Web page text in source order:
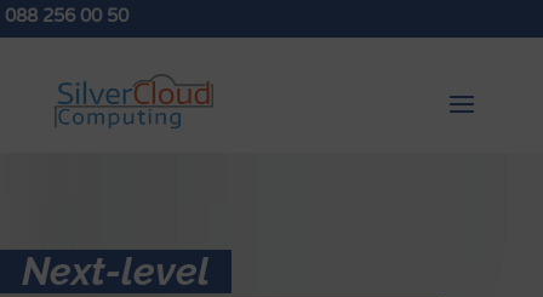
088 256 00 50
Next-level